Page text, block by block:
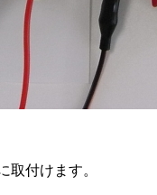
取付けます。